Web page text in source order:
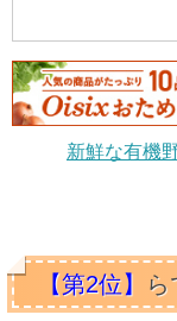
新鮮な有機
【第2位】